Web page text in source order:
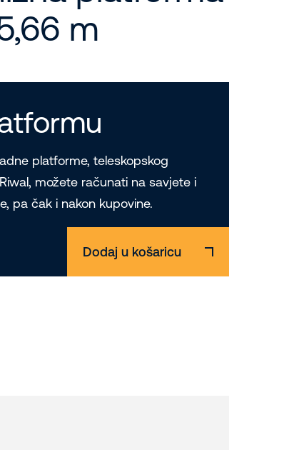
m
platforme, teleskopskog
možete računati na savjete i
pa čak i nakon kupovine.
Dodaj u košaricu